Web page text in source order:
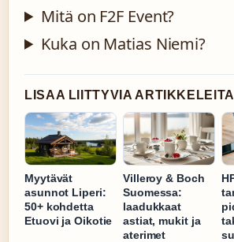
Mitä on F2F Event?
Kuka on Matias Niemi?
LISAA LIITTYVIA ARTIKKELEITA
Myytävät
asunnot Liperi:
50+ kohdetta
Etuovi ja Oikotie
Villeroy & Boch
Suomessa:
laadukkaat
astiat, mukit ja
aterimet